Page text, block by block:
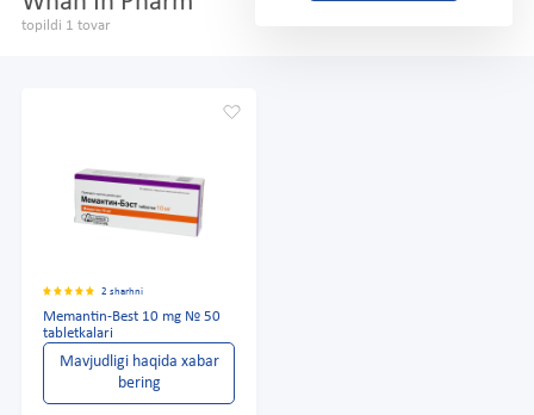
topildi 1 tovar
2 sharhni
Memantin-Best 10 mg № 50
tabletkalari
Mavjudligi haqida xabar
bering